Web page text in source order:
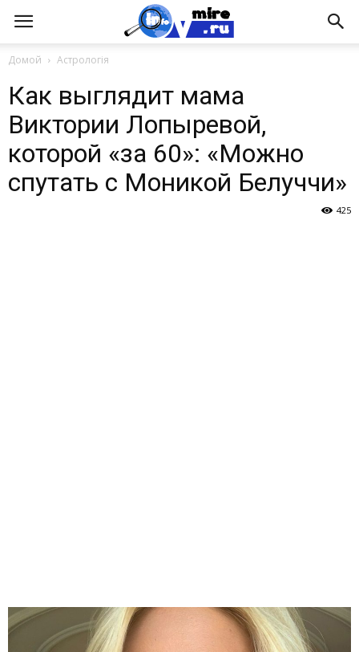
Домой Астрологія
Как выглядит мама
Виктории Лопыревой,
которой «за 60»: «Можно
спутать с Моникой Белуччи»
425